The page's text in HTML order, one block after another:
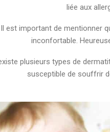
liée aux
Il est important de mentionner
inconfortable.
plusieurs types de
susceptible de souffrir